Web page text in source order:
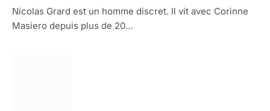
Nicolas Grard est un homme discret. Il vit avec Corinne
Masiero depuis plus de 20…